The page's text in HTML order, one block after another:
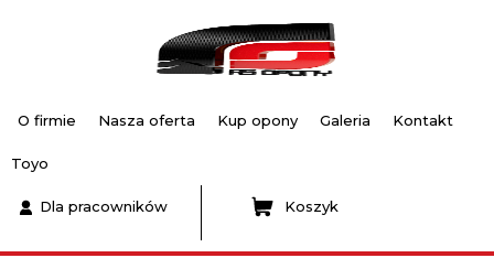
O firmie Nasza oferta Kup opony Galeria Kontakt
Toyo
Dla pracowników Koszyk